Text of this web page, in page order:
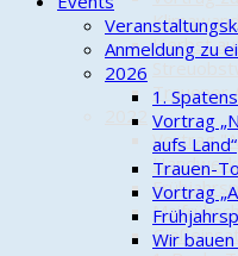
Herbst
Trauener
2022
Vortrag
Anmeldung zu
2026
1.
Vortrag
aufs Land“
Trauen-
Vortrag
Wir